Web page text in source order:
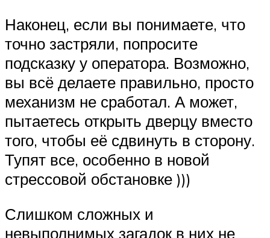
Наконец, если вы понимаете, что
точно застряли, попросите
подсказку у оператора. Возможно,
вы всё делаете правильно, просто
механизм не сработал. А может,
пытаетесь открыть дверцу вместо
того, чтобы её сдвинуть в сторону.
Тупят все, особенно в новой
стрессовой обстановке )))
Слишком сложных и
невыполнимых загадок в них не